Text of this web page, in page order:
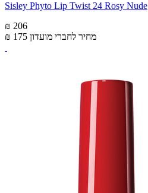
Sisley Phyto Lip Twist 24 Rosy Nude
₪ 206
₪ 175 מחיר לחברי מועדון